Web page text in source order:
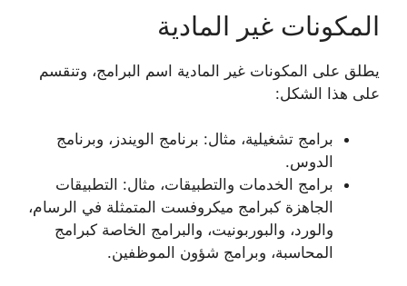
المكونات غير المادية
يطلق على المكونات غير المادية اسم البرامج، وتنقسم
على هذا الشكل:
برامج تشغيلية، مثال: برنامج الويندز، وبرنامج
الدوس.
برامج الخدمات والتطبيقات، مثال: التطبيقات
الجاهزة كبرامج ميكروفست المتمثلة في الرسام،
والورد، والبوربونيت، والبرامج الخاصة كبرامج
المحاسبة، وبرامج شؤون الموظفين.